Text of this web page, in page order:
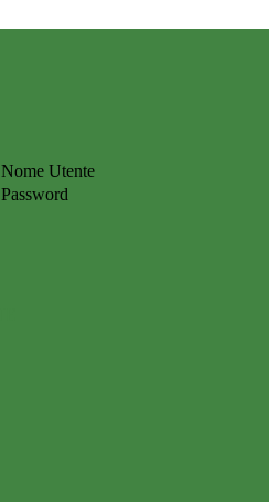
Nome Utente
Password